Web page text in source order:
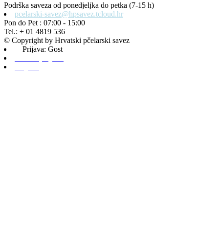
Podrška saveza od ponedjeljka do petka (7-15 h)
pcelarski-savez@hpsavez.tcloud.hr
Pon do Pet : 07:00 - 15:00
Tel.: + 01 4819 536
© Copyright by Hrvatski pčelarski savez
Prijava: Gost